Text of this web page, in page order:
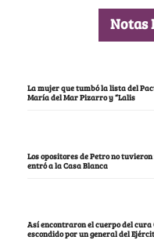
Notas
La mujer que tumbó la lista del
María del Mar Pizarro y “Lalis
Los opositores de Petro no
entró a la Casa Blanca
Así encontraron el cuerpo del cura
escondido por un general del